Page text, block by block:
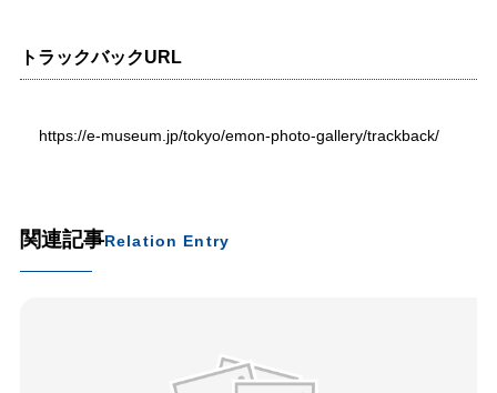
トラックバックURL
https://e-museum.jp/tokyo/emon-photo-gallery/trackback/
関連記事Relation Entry